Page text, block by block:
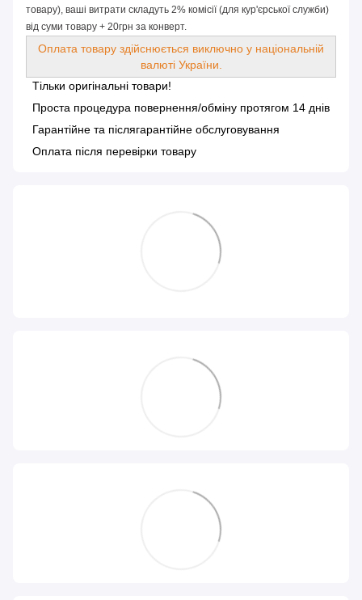
товару), ваші витрати складуть 2% комісії (для кур'єрської служби)
від суми товару + 20грн за конверт.
Оплата товару здійснюється виключно у національній
валюті України.
Тільки оригінальні товари!
Проста процедура повернення/обміну протягом 14 днів
Гарантійне та післягарантійне обслуговування
Оплата після перевірки товару